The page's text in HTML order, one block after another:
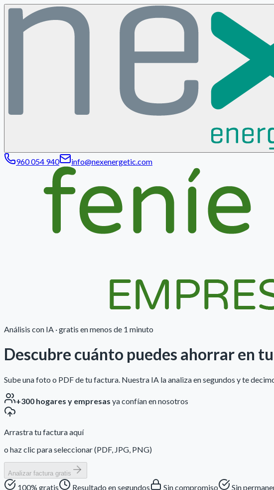
960 054 940 info@nexenergetic.com
Análisis con IA · gratis en menos de 1 minuto
Descubre cuánto puedes ahorraren
Sube una foto o PDF de tu factura. Nuestra IA la analiza en segundos y te
+300 hogares y empresas ya confían en nosotros
Arrastra tu factura aquí
o haz clic para seleccionar (PDF, JPG, PNG)
Analizar factura gratis
100% gratis Resultado en segundos Sin compromiso Sin